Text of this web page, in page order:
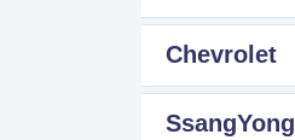
Chevrolet
SsangYong